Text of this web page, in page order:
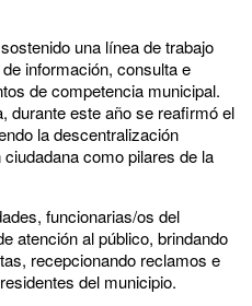
una línea de trabajo
información, consulta e
de competencia municipal.
durante este año se reafirmó el
la descentralización
como pilares de la
funcionarias/os del
atención al público, brindando
recepcionando reclamos e
del municipio.